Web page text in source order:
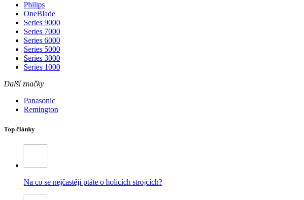
Philips
OneBlade
Series 9000
Series 7000
Series 6000
Series 5000
Series 3000
Series 1000
Další značky
Panasonic
Remington
Top články
Na co se nejčastěji ptáte o holicích strojcích?